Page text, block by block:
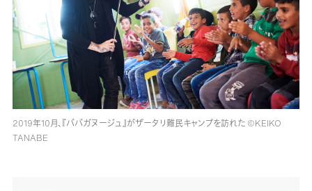
2019年10月、『ババガヌージュ』がザータリ難民キャンプを訪れた ©︎KEIKO
TANABE